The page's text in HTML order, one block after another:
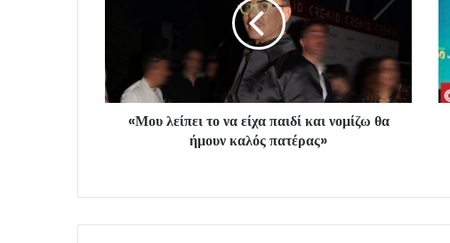
«Μου λείπει το να είχα παιδί και νομίζω θα
ήμουν καλός πατέρας»